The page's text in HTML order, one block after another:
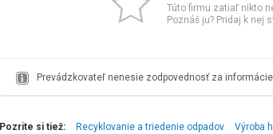
Túto firmu zatiaľ nikto
Poznáš ju? Pridaj k nej
Prevádzkovateľ nenesie zodpovednosť za
Pozrite si tiež: Recyklovanie a triedenie odpadov Výroba